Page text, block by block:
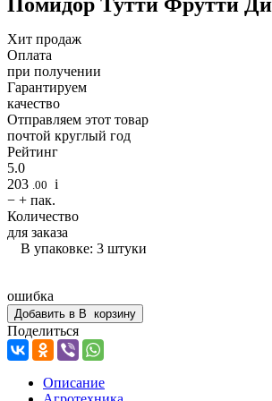
Хит продаж
Оплата
при получении
Гарантируем
качество
Отправляем этот товар
почтой круглый год
Рейтинг
5.0
203 .00 i
− + пак.
Количество
для заказа
В упаковке: 3 штуки
ошибка
Добавить в В корзину
Поделиться
Описание